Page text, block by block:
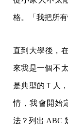
格。「我把所
直到大學後，
來我是一個不
是典型的Ｔ人
情，我會開始
法？列出 ABC